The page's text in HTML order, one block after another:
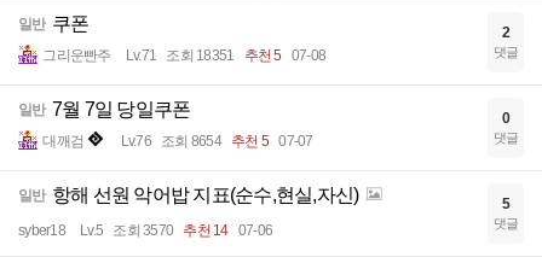
일반 쿠폰
그리운빤주 Lv.71 조회 18351 추천 5 07-08
2
댓글
일반 7월 7일 당일쿠폰
대깨검 Lv.76 조회 8654 추천 5 07-07
0
댓글
일반 항해 선원 악어밥 지표(순수,현실,자신)
syber18 Lv.5 조회 3570 추천 14 07-06
5
댓글